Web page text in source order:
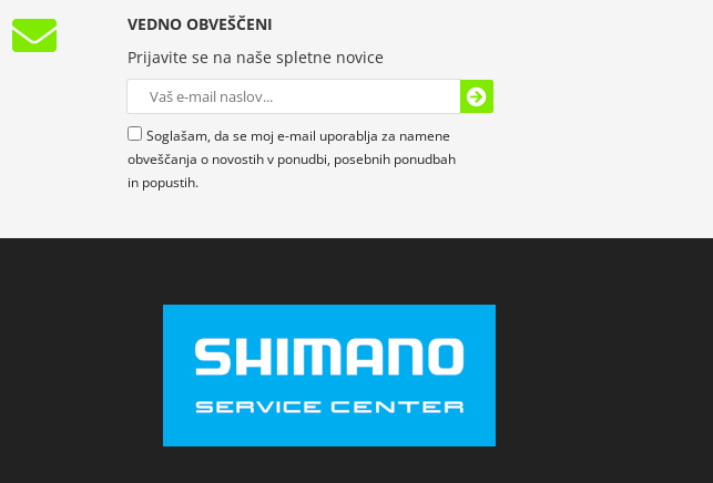
VEDNO OBVEŠČENI
Prijavite se na naše spletne novice
Soglašam, da se moj e-mail uporablja za namene
obveščanja o novostih v ponudbi, posebnih ponudbah
in popustih.